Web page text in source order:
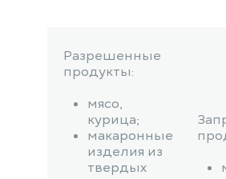
Разрешенные
продукты:
мясо,
курица;
макаронные
изделия из
твердых